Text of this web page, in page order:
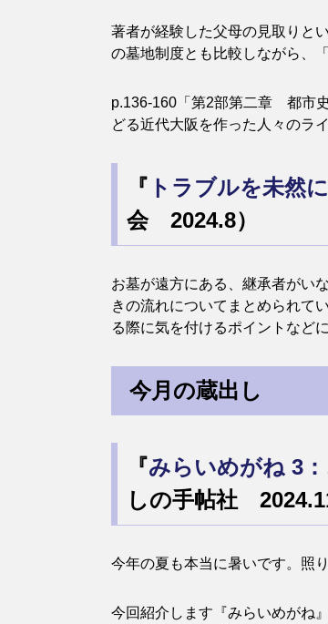
著者が経験した父母の見取りと
の墓地制度とも比較しながら、
p.136-160「第2部第二章 都市
どる近代大阪を作った人々のラ
『 トラブルを未然
会 2024.8）
お墓が遠方にある、継承者がい
きの流れについてまとめられて
る際に気を付けるポイントなど
今月の蔵出し
『みらいめがね 3
しの手帖社
今年の夏も本当に暑いです。照
今回紹介します『みらいめがね